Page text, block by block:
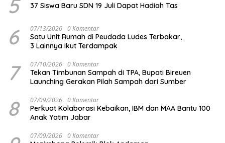
5 37 Siswa Baru SDN 19 Juli Dapat Hadiah Tas
6 07/13/2026 0 Komentar
Satu Unit Rumah di Peudada Ludes Terbakar,
3 Lainnya Ikut Terdampak
7 07/10/2026 0 Komentar
Tekan Timbunan Sampah di TPA, Bupati Bireuen
Launching Gerakan Pilah Sampah dari Sumber
8 07/09/2026 0 Komentar
Perkuat Kolaborasi Kebaikan, IBM dan MAA Bantu 100
Anak Yatim Jabar
07/09/2026 0 Komentar